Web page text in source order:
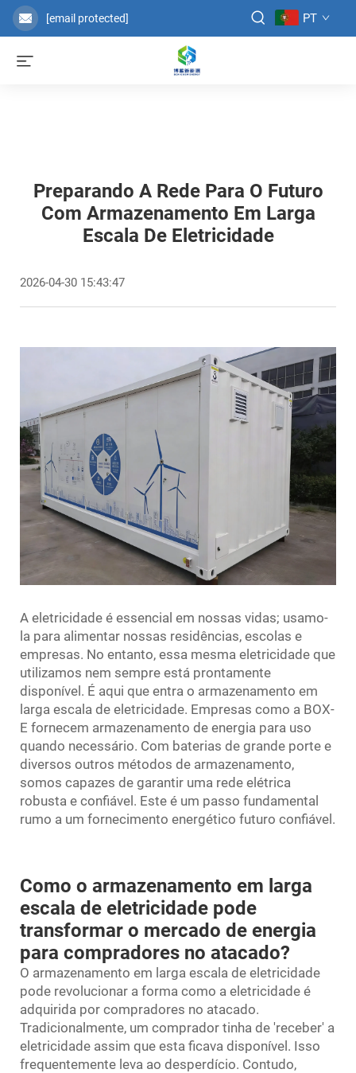
[email protected] PT
Preparando A Rede Para O Futuro
Com Armazenamento Em Larga
Escala De Eletricidade
2026-04-30 15:43:47
A eletricidade é essencial em nossas vidas; usamo-
la para alimentar nossas residências, escolas e
empresas. No entanto, essa mesma eletricidade que
utilizamos nem sempre está prontamente
disponível. É aqui que entra o armazenamento em
larga escala de eletricidade. Empresas como a BOX-
E fornecem armazenamento de energia para uso
quando necessário. Com baterias de grande porte e
diversos outros métodos de armazenamento,
somos capazes de garantir uma rede elétrica
robusta e confiável. Este é um passo fundamental
rumo a um fornecimento energético futuro confiável.
Como o armazenamento em larga
escala de eletricidade pode
transformar o mercado de energia
para compradores no atacado?
O armazenamento em larga escala de eletricidade
pode revolucionar a forma como a eletricidade é
adquirida por compradores no atacado.
Tradicionalmente, um comprador tinha de 'receber' a
eletricidade assim que esta ficava disponível. Isso
frequentemente leva ao desperdício. Contudo,